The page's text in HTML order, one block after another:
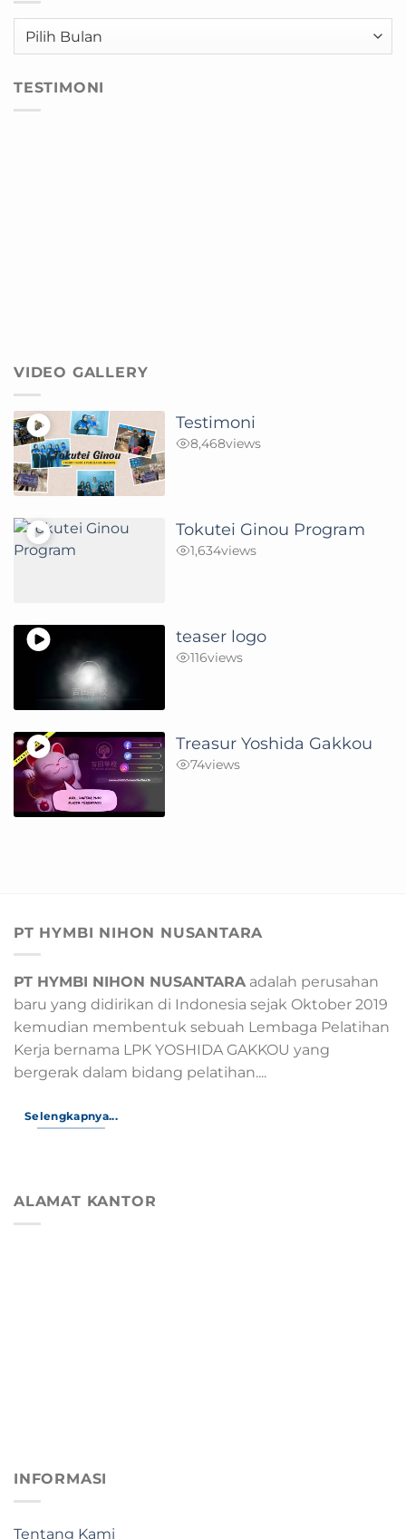
Arsip
TESTIMONI
VIDEO GALLERY
Testimoni
8,468views
Tokutei Ginou Program
1,634views
teaser logo
116views
Treasur Yoshida Gakkou
74views
PT HYMBI NIHON NUSANTARA
PT HYMBI NIHON NUSANTARAadalah perusahan
baru yang didirikan di Indonesia sejak Oktober 2019
kemudian membentuk sebuah Lembaga Pelatihan
Kerja bernama LPK YOSHIDA GAKKOU yang
bergerak dalam bidang pelatihan....
Selengkapnya...
ALAMAT KANTOR
INFORMASI
Tentang Kami